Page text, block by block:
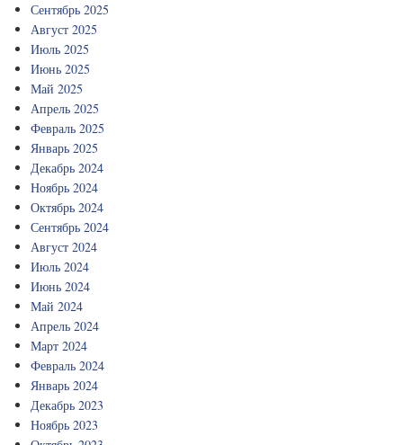
Сентябрь 2025
Август 2025
Июль 2025
Июнь 2025
Май 2025
Апрель 2025
Февраль 2025
Январь 2025
Декабрь 2024
Ноябрь 2024
Октябрь 2024
Сентябрь 2024
Август 2024
Июль 2024
Июнь 2024
Май 2024
Апрель 2024
Март 2024
Февраль 2024
Январь 2024
Декабрь 2023
Ноябрь 2023